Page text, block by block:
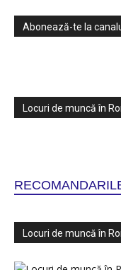
Abonează-te la
Locuri de muncă în
Locuri de muncă în